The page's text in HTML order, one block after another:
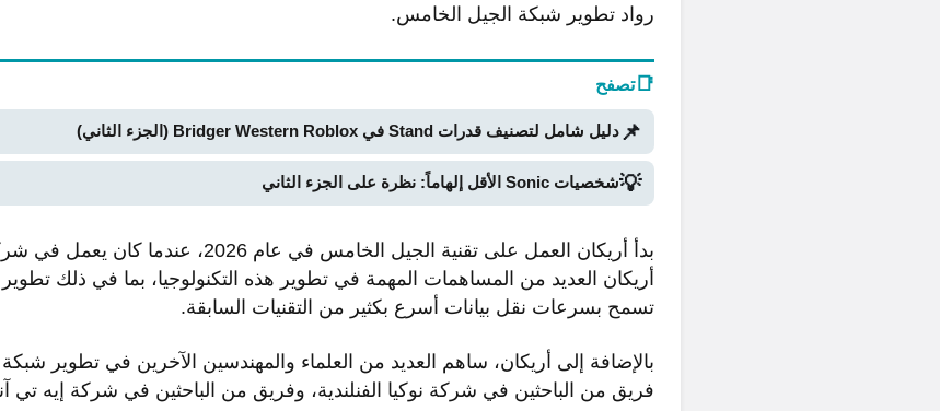
رواد تطوير شبكة الجيل الخامس.
📑تصفح
📌دليل شامل لتصنيف قدرات Stand في Bridger Western Roblox (الجزء الثاني)
💡شخصيات Sonic الأقل إلهاماً: نظرة على الجزء الثاني
بدأ أريكان العمل على تقنية الجيل الخامس في
أريكان العديد من المساهمات المهمة في تطوير هذه التكنولوجيا، بما في ذلك تطوير
تسمح بسرعات نقل بيانات أسرع بكثير من التقنيات السابقة.
بالإضافة إلى أريكان، ساهم العديد من العلماء والمهندسين الآخرين في تطوير
فريق من الباحثين في شركة نوكيا الفنلندية، وفريق من الباحثين في شركة إيه تي